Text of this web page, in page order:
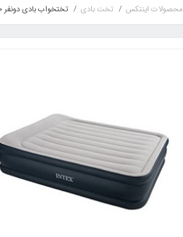
محصولات اینتکس تخت بادی تختخواب بادی دونفر 64140